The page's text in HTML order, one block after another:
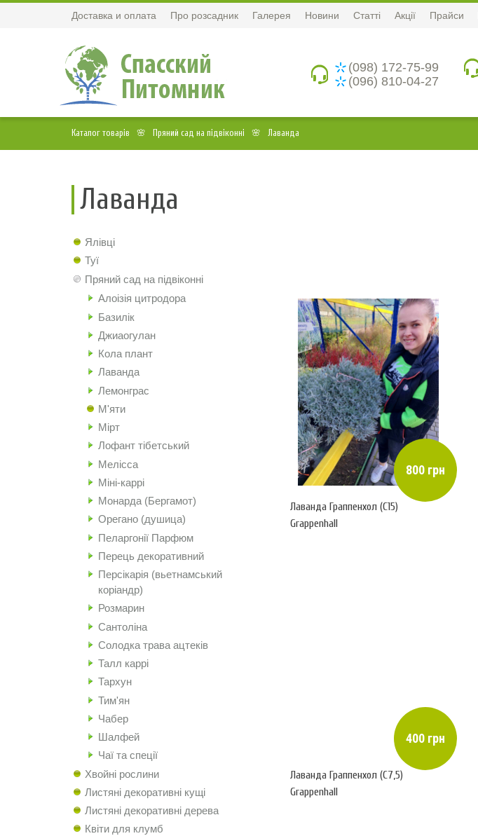
Доставка и оплата Про розсадник Галерея Новини Статті Акції Прайси
(098) 172-75-99
(096) 810-04-27
Каталог товарів Пряний сад на підвіконні Лаванда
Лаванда
Ялівці
Туї
Пряний сад на підвіконні
Алоізія цитродора
Базилік
Джиаогулан
Кола плант
Лаванда
Лемонграс
М'яти
Мірт
Лофант тібетський
Мелісса
Міні-каррі
Монарда (Бергамот)
Орегано (душица)
Пеларгонії Парфюм
Перець декоративний
Персікарія (вьетнамський
коріандр)
Розмарин
Сантоліна
Солодка трава ацтеків
Талл каррі
Тархун
Тим'ян
Чабер
Шалфей
Чаї та спеції
Хвойні рослини
Листяні декоративні кущі
Листяні декоративні дерева
Квіти для клумб
800 грн
Лаванда Граппенхол (С15)
Grappenhall
400 грн
Лаванда Граппенхол (С7,5)
Grappenhall